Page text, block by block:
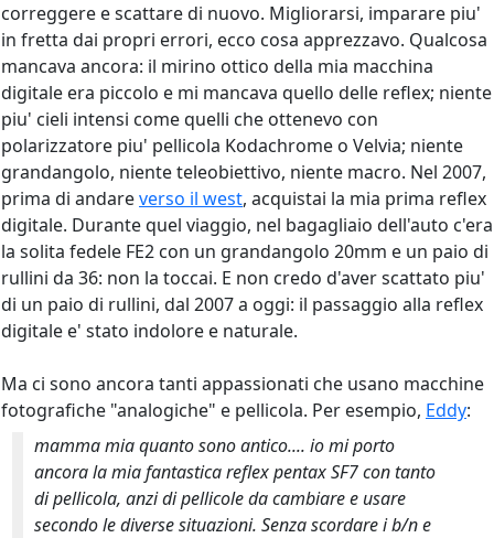
correggere e scattare di nuovo. Migliorarsi, imparare piu'
in fretta dai propri errori, ecco cosa apprezzavo. Qualcosa
mancava ancora: il mirino ottico della mia macchina
digitale era piccolo e mi mancava quello delle reflex; niente
piu' cieli intensi come quelli che ottenevo con
polarizzatore piu' pellicola Kodachrome o Velvia; niente
grandangolo, niente teleobiettivo, niente macro. Nel 2007,
prima di andareverso il west, acquistai la mia prima reflex
digitale. Durante quel viaggio, nel bagagliaio dell'auto c'era
la solita fedele FE2 con un grandangolo 20mm e un paio di
rullini da 36: non la toccai. E non credo d'aver scattato piu'
di un paio di rullini, dal 2007 a oggi: il passaggio alla reflex
digitale e' stato indolore e naturale.
Ma ci sono ancora tanti appassionati che usano macchine
fotografiche "analogiche" e pellicola. Per esempio, Eddy:
mamma mia quanto sono antico.... io mi porto
ancora la mia fantastica reflex pentax SF7 con tanto
di pellicola, anzi di pellicole da cambiare e usare
secondo le diverse situazioni. Senza scordare i b/n e